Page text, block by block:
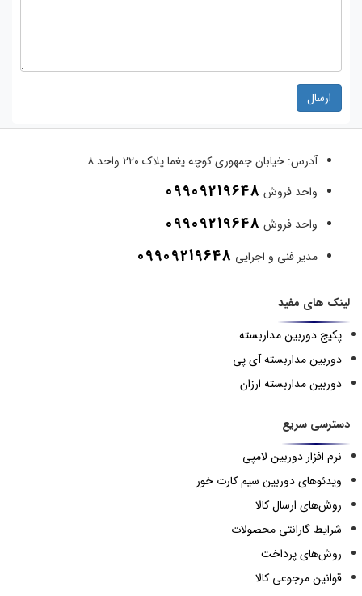
ارسال
آدرس: خیابان جمهوری کوچه یغما پلاک ۲۲۰ واحد ۸
واحد فروش 09909219648
واحد فروش 09909219648
مدیر فنی و اجرایی 09909219648
لینک های مفید
پکیج دوربین مداربسته
دوربین مداربسته آی پی
دوربین مداربسته ارزان
دسترسی سریع
نرم افزار دوربین لامپی
ویدئوهای دوربین سیم کارت خور
روش‌های ارسال کالا
شرایط گارانتی محصولات
روش‌های پرداخت
قوانین مرجوعی کالا